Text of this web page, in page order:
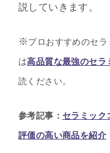
説していきます。
※プロおすすめのセ
は高品質な最強のセラ
読ください。
参考記事： セラミック
評価の高い商品を紹介